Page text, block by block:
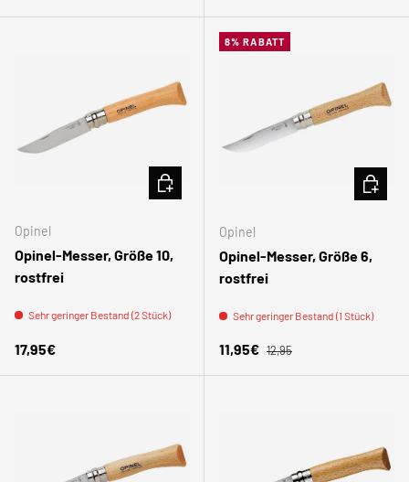
Opinel
Opinel-Messer, Größe 10,
rostfrei
Sehr geringer Bestand (2 Stück)
Normaler Preis
17,95€
IN DEN WARENKORB
8% RABATT
Opinel
Opinel-Messer, Größe 6,
rostfrei
Sehr geringer Bestand (1 Stück)
Verkaufspreis
11,95€ Normaler Preis
12,95
IN DEN